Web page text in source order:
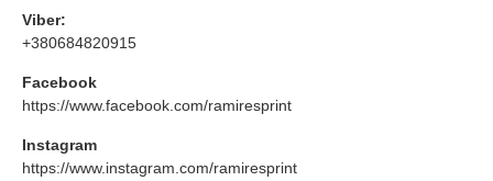
Viber:
+380684820915
Facebook
https://www.facebook.com/ramiresprint
Instagram
https://www.instagram.com/ramiresprint